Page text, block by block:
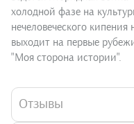
холодной фазе на
нечеловеческого
выходит на первые
"Моя сторона истории".
Отзывы